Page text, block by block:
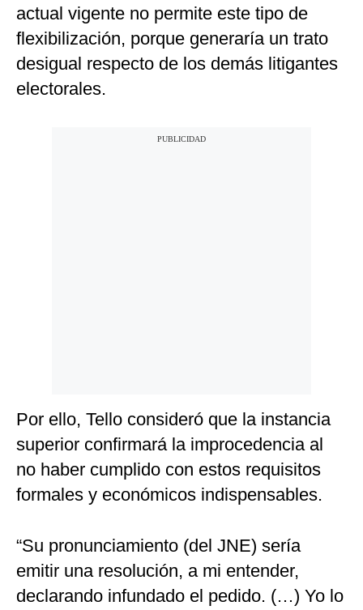
actual vigente no permite este tipo de
flexibilización, porque generaría un trato
desigual respecto de los demás litigantes
electorales.
Por ello, Tello consideró que la instancia
superior confirmará la improcedencia al
no haber cumplido con estos requisitos
formales y económicos indispensables.
“Su pronunciamiento (del JNE) sería
emitir una resolución, a mi entender,
declarando infundado el pedido. (…) Yo lo